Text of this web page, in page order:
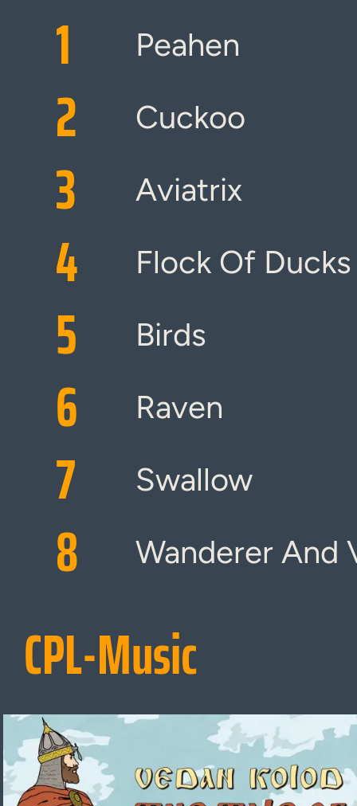
1 Peahen
2 Cuckoo
3 Aviatrix
4 Flock Of Ducks
5 Birds
6 Raven
7 Swallow
8 Wanderer And
CPL-Music